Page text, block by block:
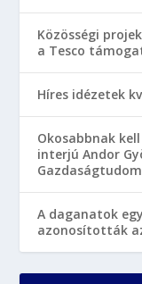
Közösségi
a Tesco
Híres idézetek
Okosabbnak
interjú Andor
A daganatok
azonosították